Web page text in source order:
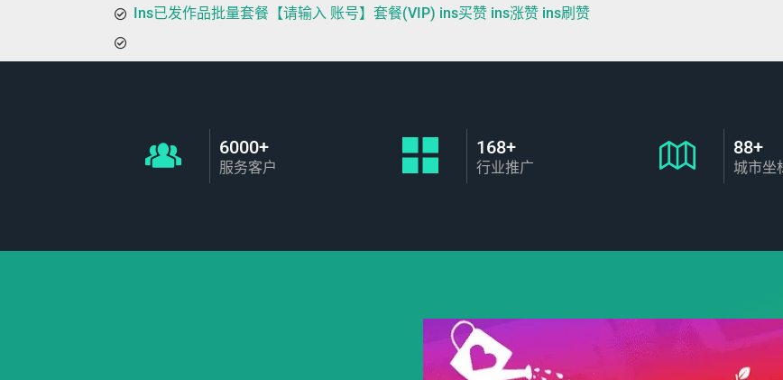
Ins已发作品批量套餐【请输入 账号】套餐(VIP) ins买赞 ins涨赞 ins刷赞
6000+
服务客户
168+
行业推广
88+
城市坐